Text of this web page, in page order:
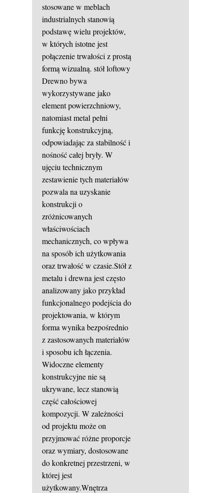
stosowane w meblach
industrialnych stanowią
podstawę wielu projektów,
w których istotne jest
połączenie trwałości z prostą
formą wizualną. stół loftowy
Drewno bywa
wykorzystywane jako
element powierzchniowy,
natomiast metal pełni
funkcję konstrukcyjną,
odpowiadając za stabilność i
nośność całej bryły. W
ujęciu technicznym
zestawienie tych materiałów
pozwala na uzyskanie
konstrukcji o
zróżnicowanych
właściwościach
mechanicznych, co wpływa
na sposób ich użytkowania
oraz trwałość w czasie.Stół z
metalu i drewna jest często
analizowany jako przykład
funkcjonalnego podejścia do
projektowania, w którym
forma wynika bezpośrednio
z zastosowanych materiałów
i sposobu ich łączenia.
Widoczne elementy
konstrukcyjne nie są
ukrywane, lecz stanowią
część całościowej
kompozycji. W zależności
od projektu może on
przyjmować różne proporcje
oraz wymiary, dostosowane
do konkretnej przestrzeni, w
której jest
użytkowany.Wnętrza